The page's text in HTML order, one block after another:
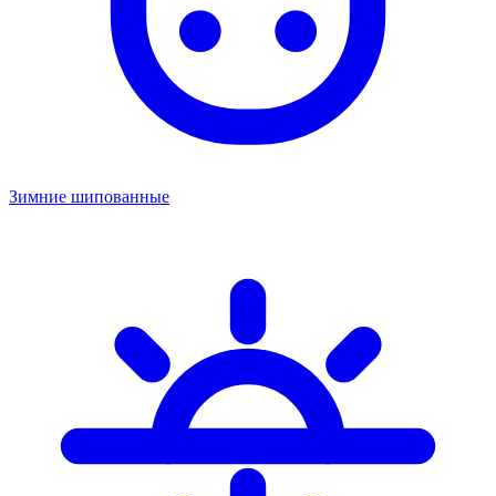
Зимние шипованные